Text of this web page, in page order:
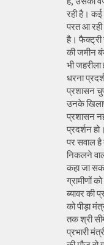
रही है। कई
परत आ रही
है। फैक्ट्री
की जमीन
भी जहरीला
धरना
प्रशासन
उनके
प्रशासन
प्रदर्शन
पर सवाल
निकलने
कहा जा
ग्रामीणों
ब्यावर की
को पीड़ा
तक श्री
प्रभारी